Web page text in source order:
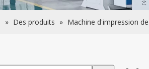
» Des produits » Machine d'impression